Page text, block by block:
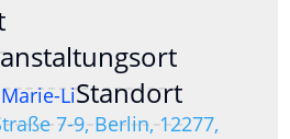
LiStandort
7-9, Berlin, 12277,